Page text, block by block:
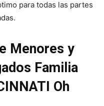
para todas las partes
Menores y
Familia
Oh